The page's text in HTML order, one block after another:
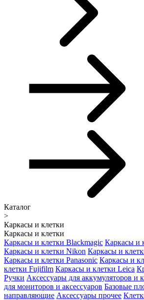
Каталог
>
Каркасы и клетки
Каркасы и клетки
Каркасы и клетки Blackmagic Каркасы и
Каркасы и клетки Nikon Каркасы и
Каркасы и клетки Panasonic Каркасы и
клетки Fujifilm Каркасы и клетки Leica
Ручки Аксессуары для аккумуляторов и
для мониторов и аксессуаров Базовые
направляющие Аксессуары прочее